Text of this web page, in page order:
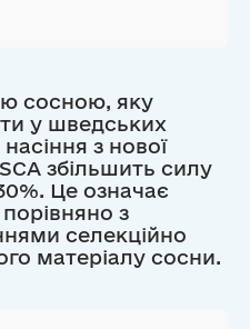
сосною, яку
у шведських
з нової
збільшить силу
Це означає
з
селекційно
матеріалу сосни.